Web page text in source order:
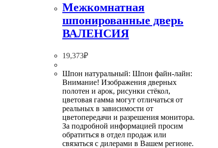
Межкомнатная
шпонированные дверь
ВАЛЕНСИЯ
19,373₽
Шпон натуральный: Шпон файн-лайн:
Внимание! Изображения дверных
полотен и арок, рисунки стёкол,
цветовая гамма могут отличаться от
реальных в зависимости от
цветопередачи и разрешения монитора.
За подробной информацией просим
обратиться в отдел продаж или
связаться с дилерами в Вашем регионе.